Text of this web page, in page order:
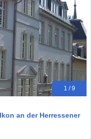
1 / 9
an der Herressener